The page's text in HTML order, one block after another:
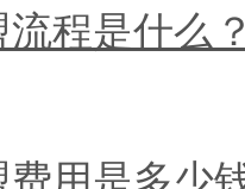
程是什么